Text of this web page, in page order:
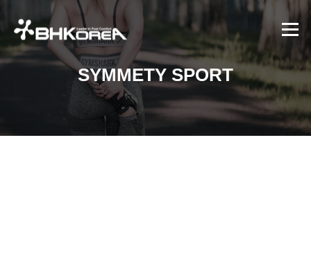
콘텐츠로 바로가기
메뉴
SYMMETY SPORT